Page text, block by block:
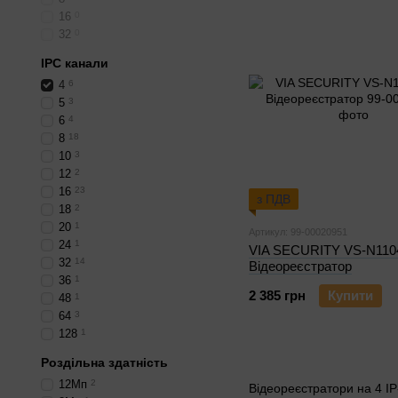
Відеореєстратори на 4
з ПДВ
Артикул: 99-00020951
VIA SECURITY VS-
Відеореєстратор
2 385 грн
Купити
16
32
IPC канали
4 6
5 3
6 4
8 18
10 3
12 2
16 23
18 2
20 1
24 1
32 14
36 1
48 1
64 3
128 1
Роздільна здатність
12Мп 2